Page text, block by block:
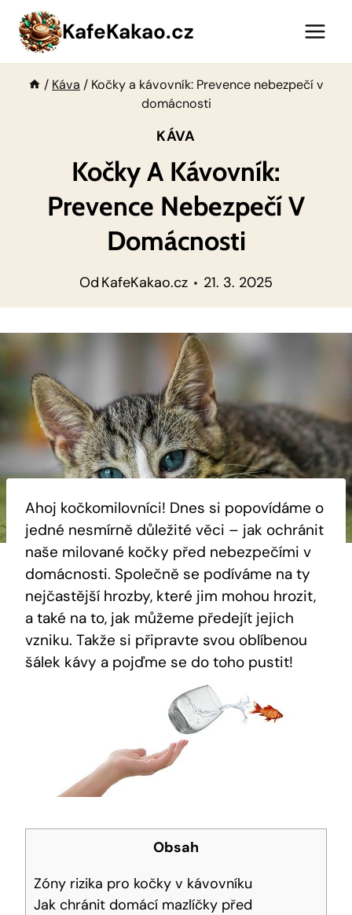
Přeskočit
obsah
KafeKakao.cz
/ Káva / Kočky a kávovník: Prevence nebezpečí v
domácnosti
KÁVA
Kočky A Kávovník:
Prevence Nebezpečí V
Domácnosti
Od KafeKakao.cz 21. 3. 2025
Ahoj kočkomilovníci! Dnes si popovídáme o
jedné nesmírně důležité věci – jak ochránit
naše milované kočky před nebezpečími v
domácnosti. Společně se podíváme na ty
nejčastější hrozby, které jim mohou hrozit,
a také na to, jak můžeme předejít jejich
vzniku. Takže si připravte svou oblíbenou
šálek kávy a pojďme se do toho pustit!
Obsah
Zóny rizika pro kočky v kávovníku
Jak chránit domácí mazlíčky před